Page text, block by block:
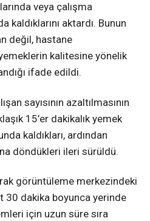
veya çalışma
kaldıklarını aktardı. Bunun
değil, hastane
kalitesine yönelik
ifade edildi.
sayısının azaltılmasının
15’er dakikalık yemek
kaldıkları, ardından
döndükleri ileri sürüldü.
görüntüleme merkezindeki
30 dakika boyunca yerinde
için uzun süre sıra